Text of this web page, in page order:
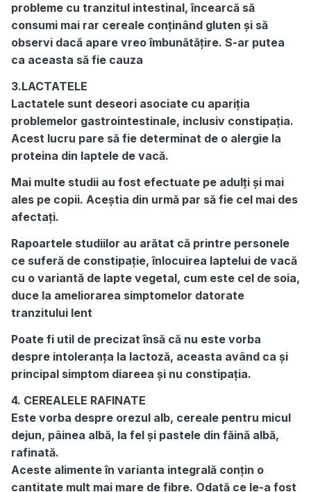
probleme cu tranzitul intestinal, încearcă să
consumi mai rar cereale conținând gluten și să
observi dacă apare vreo îmbunătățire. S-ar putea
ca aceasta să fie cauza
3.LACTATELE
Lactatele sunt deseori asociate cu apariția
problemelor gastrointestinale, inclusiv constipația.
Acest lucru pare să fie determinat de o alergie la
proteina din laptele de vacă.
Mai multe studii au fost efectuate pe adulți și mai
ales pe copii. Aceștia din urmă par să fie cel mai des
afectați.
Rapoartele studiilor au arătat că printre personele
ce suferă de constipație, înlocuirea laptelui de vacă
cu o variantă de lapte vegetal, cum este cel de soia,
duce la ameliorarea simptomelor datorate
tranzitului lent
Poate fi util de precizat însă că nu este vorba
despre intoleranța la lactoză, aceasta având ca și
principal simptom diareea și nu constipația.
4. CEREALELE RAFINATE
Este vorba despre orezul alb, cereale pentru micul
dejun, pâinea albă, la fel și pastele din făină albă,
rafinată.
Aceste alimente în varianta integrală conțin o
cantitate mult mai mare de fibre. Odată ce le-a fost